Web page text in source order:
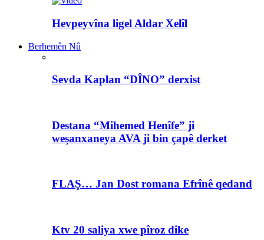
Hevpeyvîna ligel Aldar Xelîl
Berhemên Nû
Sevda Kaplan “DÎNO” derxist
Destana “Mihemed Henîfe” ji
weşanxaneya AVA ji bin çapê derket
FLAŞ… Jan Dost romana Efrînê qedand
Ktv 20 saliya xwe pîroz dike